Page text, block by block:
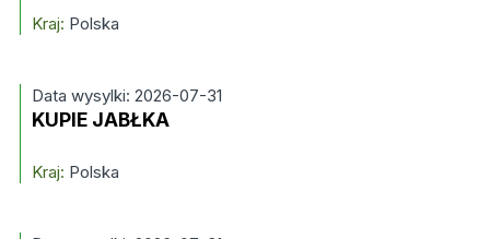
Kraj: Polska
Data wysylki: 2026-07-31
KUPIE JABŁKA
Kraj: Polska